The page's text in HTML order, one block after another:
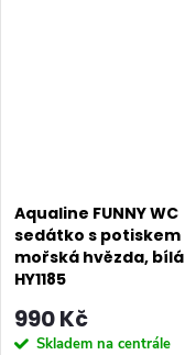
Aqualine FUNNY WC
sedátko s potiskem
mořská hvězda, bílá
HY1185
990 Kč
Skladem na centrále